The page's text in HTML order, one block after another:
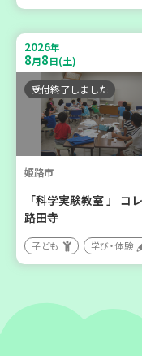
神戸市東灘区
【第3地区本部】住み慣
地域で暮らしたい 「コ
くらしの助け合いの会
場：住吉)
ボランティア
2026年
24 日(木)
神戸市東灘区
【第3地区本部】地域
2026年
8月8日(土)
受付終了しました
姫路市
「科学実験教室 」 コ
路田寺
子ども 学び・体験